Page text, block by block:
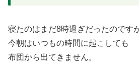
寝たのはまだ8時過ぎだったのです
今朝はいつもの時間に起こしても
布団から出てきません。